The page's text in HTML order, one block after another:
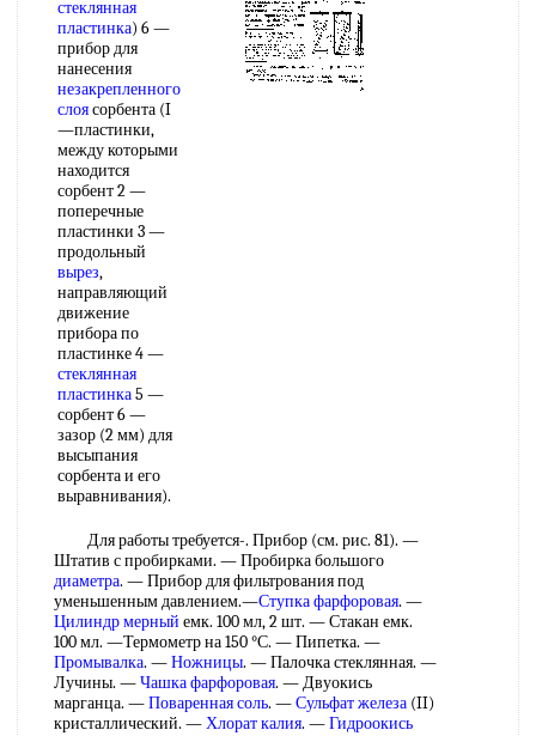
стеклянная
пластинка) 6 —
прибор для
нанесения
незакрепленного
слоясорбента (I
—пластинки,
между которыми
находится
сорбент 2 —
поперечные
пластинки 3 —
продольный
вырез,
направляющий
движение
прибора по
пластинке 4 —
стеклянная
пластинка5 —
сорбент 6 —
зазор (2 мм) для
высыпания
сорбента и его
выравнивания).
Для работы требуется-. Прибор (см. рис. 81). —
Штатив с пробирками. — Пробирка большого
диаметра. — Прибор для фильтрования под
уменьшенным давлением.—Ступка фарфоровая. —
Цилиндр мерный емк. 100 мл, 2 шт. — Стакан емк.
100 мл. —Термометр на 150 °С. — Пипетка. —
Промывалка. —Ножницы. — Палочка стеклянная. —
Лучины. —Чашка фарфоровая. — Двуокись
марганца. —Поваренная соль. —Сульфат железа (II)
кристаллический. —Хлорат калия. —Гидроокись